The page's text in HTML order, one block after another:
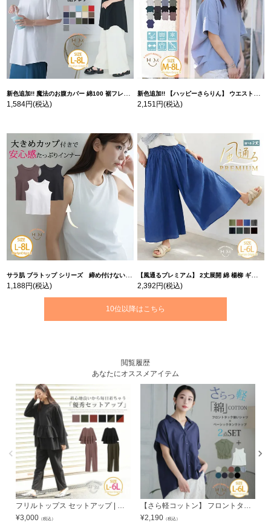
新色追加!! 魔法のお腹カバー 綿100 裾フレア Tシャツ | 大きいサイズの通販ならハッピーマリリン
1,584円(税込)
新色追加!! 【ハッピーさらりん】 ウエストタック入り スッキリ魅せ コクーントップス | 大きいサイズの通販ならハッピーマリリン
2,151円(税込)
サラ肌 ブラトップ シリーズ 締め付けない リブ タンクトップ | 大きいサイズの通販ならハッピーマリリン
1,188円(税込)
【風通るプレミアム】 2丈展開 綿 楊柳 ギャザー フレア スカンツ 【ウェストゴム】 | 大きいサイズの通販ならハッピーマリリン
2,392円(税込)
10位以降はこちら
閲覧履歴
あなたにオススメアイテム
¥3,000 （税込）
¥2,190 （税込）